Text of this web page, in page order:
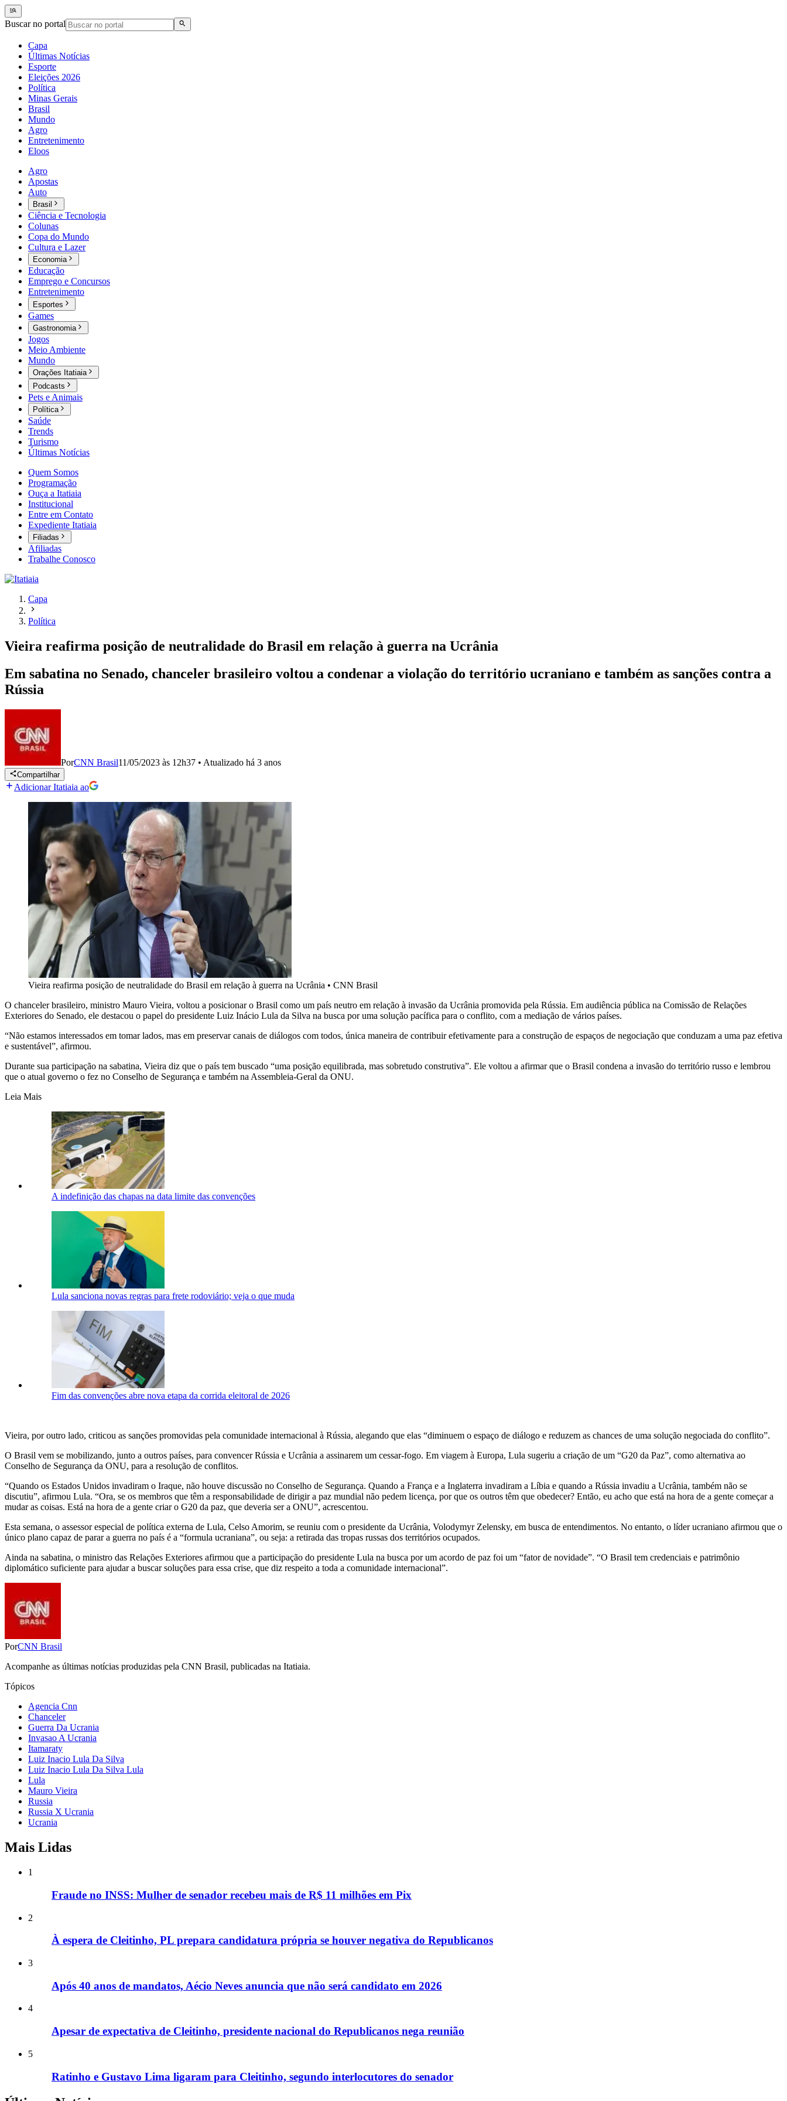
Buscar no portal
Capa
Últimas Notícias
Esporte
Eleições 2026
Política
Minas Gerais
Brasil
Mundo
Agro
Entretenimento
Eloos
Agro
Apostas
Auto
Brasil
Ciência e Tecnologia
Colunas
Copa do Mundo
Cultura e Lazer
Economia
Educação
Emprego e Concursos
Entretenimento
Esportes
Games
Gastronomia
Jogos
Meio Ambiente
Mundo
Orações Itatiaia
Podcasts
Pets e Animais
Política
Saúde
Trends
Turismo
Últimas Notícias
Quem Somos
Programação
Ouça a Itatiaia
Institucional
Entre em Contato
Expediente Itatiaia
Filiadas
Afiliadas
Trabalhe Conosco
Capa
Política
Vieira reafirma posição de neutralidade do Brasil em relação à guerra na Ucrânia
Em sabatina no Senado, chanceler brasileiro voltou a condenar a violação do território ucraniano e também as sanções contra a
Rússia
PorCNN Brasil11/05/2023 às 12h37 • Atualizado há 3 anos
Compartilhar
Adicionar Itatiaia ao
Vieira reafirma posição de neutralidade do Brasil em relação à guerra na Ucrânia • CNN Brasil
O chanceler brasileiro, ministro Mauro Vieira, voltou a posicionar o Brasil como um país neutro em relação à invasão da Ucrânia promovida pela Rússia. Em audiência pública na Comissão de Relações
Exteriores do Senado, ele destacou o papel do presidente Luiz Inácio Lula da Silva na busca por uma solução pacífica para o conflito, com a mediação de vários países.
“Não estamos interessados em tomar lados, mas em preservar canais de diálogos com todos, única maneira de contribuir efetivamente para a construção de espaços de negociação que conduzam a uma paz efetiva
e sustentável”, afirmou.
Durante sua participação na sabatina, Vieira diz que o país tem buscado “uma posição equilibrada, mas sobretudo construtiva”. Ele voltou a afirmar que o Brasil condena a invasão do território russo e lembrou
que o atual governo o fez no Conselho de Segurança e também na Assembleia-Geral da ONU.
Leia Mais
A indefinição das chapas na data limite das convenções
Lula sanciona novas regras para frete rodoviário; veja o que muda
Fim das convenções abre nova etapa da corrida eleitoral de 2026
Vieira, por outro lado, criticou as sanções promovidas pela comunidade internacional à Rússia, alegando que elas “diminuem o espaço de diálogo e reduzem as chances de uma solução negociada do conflito”.
O Brasil vem se mobilizando, junto a outros países, para convencer Rússia e Ucrânia a assinarem um cessar-fogo. Em viagem à Europa, Lula sugeriu a criação de um “G20 da Paz”, como alternativa ao
Conselho de Segurança da ONU, para a resolução de conflitos.
“Quando os Estados Unidos invadiram o Iraque, não houve discussão no Conselho de Segurança. Quando a França e a Inglaterra invadiram a Líbia e quando a Rússia invadiu a Ucrânia, também não se
discutiu”, afirmou Lula. “Ora, se os membros que têm a responsabilidade de dirigir a paz mundial não pedem licença, por que os outros têm que obedecer? Então, eu acho que está na hora de a gente começar a
mudar as coisas. Está na hora de a gente criar o G20 da paz, que deveria ser a ONU”, acrescentou.
Esta semana, o assessor especial de política externa de Lula, Celso Amorim, se reuniu com o presidente da Ucrânia, Volodymyr Zelensky, em busca de entendimentos. No entanto, o líder ucraniano afirmou que o
único plano capaz de parar a guerra no país é a “formula ucraniana”, ou seja: a retirada das tropas russas dos territórios ocupados.
Ainda na sabatina, o ministro das Relações Exteriores afirmou que a participação do presidente Lula na busca por um acordo de paz foi um “fator de novidade”. “O Brasil tem credenciais e patrimônio
diplomático suficiente para ajudar a buscar soluções para essa crise, que diz respeito a toda a comunidade internacional”.
PorCNN Brasil
Acompanhe as últimas notícias produzidas pela CNN Brasil, publicadas na Itatiaia.
Tópicos
Agencia Cnn
Chanceler
Guerra Da Ucrania
Invasao A Ucrania
Itamaraty
Luiz Inacio Lula Da Silva
Luiz Inacio Lula Da Silva Lula
Lula
Mauro Vieira
Russia
Russia X Ucrania
Ucrania
Mais Lidas
1
Fraude no INSS: Mulher de senador recebeu mais de R$ 11 milhões em Pix
2
À espera de Cleitinho, PL prepara candidatura própria se houver negativa do Republicanos
3
Após 40 anos de mandatos, Aécio Neves anuncia que não será candidato em 2026
4
Apesar de expectativa de Cleitinho, presidente nacional do Republicanos nega reunião
5
Ratinho e Gustavo Lima ligaram para Cleitinho, segundo interlocutores do senador